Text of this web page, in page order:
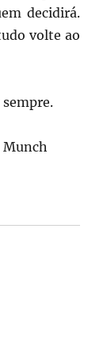
decidirá.
volte ao
Munch